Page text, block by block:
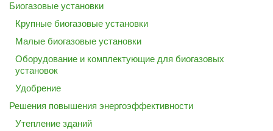
Биогазовые установки
Крупные биогазовые установки
Малые биогазовые установки
Оборудование и комплектующие для биогазовых
установок
Удобрение
Решения повышения энергоэффективности
Утепление зданий